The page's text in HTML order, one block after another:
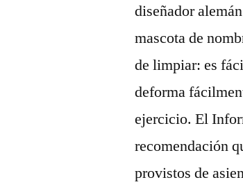
diseñador
mascota de
de limpiar: es
deforma
ejercicio. El
recomendación
provistos de